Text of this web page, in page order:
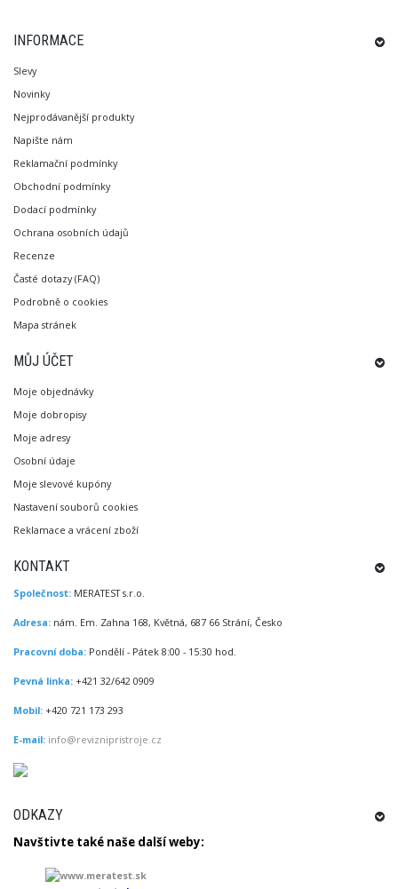
INFORMACE
Slevy
Novinky
Nejprodávanější produkty
Napište nám
Reklamační podmínky
Obchodní podmínky
Dodací podmínky
Ochrana osobních údajů
Recenze
Časté dotazy (FAQ)
Podrobně o cookies
Mapa stránek
MŮJ ÚČET
Moje objednávky
Moje dobropisy
Moje adresy
Osobní údaje
Moje slevové kupóny
Nastavení souborů cookies
Reklamace a vrácení zboží
KONTAKT
Společnost: MERATEST s.r.o.
Adresa: nám. Em. Zahna 168, Květná, 687 66 Strání, Česko
Pracovní doba: Pondělí - Pátek 8:00 - 15:30 hod.
Pevná linka: +421 32/642 0909
Mobil: +420 721 173 293
E-mail: info@reviznipristroje.cz
ODKAZY
Navštivte také naše dalšíweby: